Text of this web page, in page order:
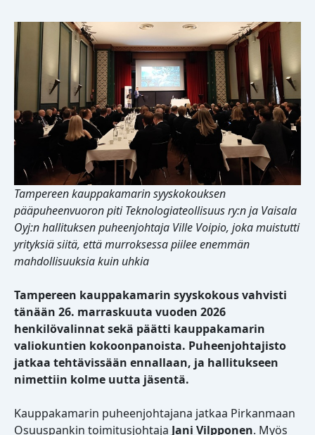
Tampereen kauppakamarin syyskokouksen
pääpuheenvuoron piti Teknologiateollisuus ry:n ja Vaisala
Oyj:n hallituksen puheenjohtaja Ville Voipio, joka muistutti
yrityksiä siitä, että murroksessa piilee enemmän
mahdollisuuksia kuin uhkia
Tampereen kauppakamarin syyskokous vahvisti
tänään 26. marraskuuta vuoden 2026
henkilövalinnat sekä päätti kauppakamarin
valiokuntien kokoonpanoista. Puheenjohtajisto
jatkaa tehtävissään ennallaan, ja hallitukseen
nimettiin kolme uutta jäsentä.
Kauppakamarin puheenjohtajana jatkaa Pirkanmaan
Osuuspankin toimitusjohtaja Jani Vilpponen. Myös